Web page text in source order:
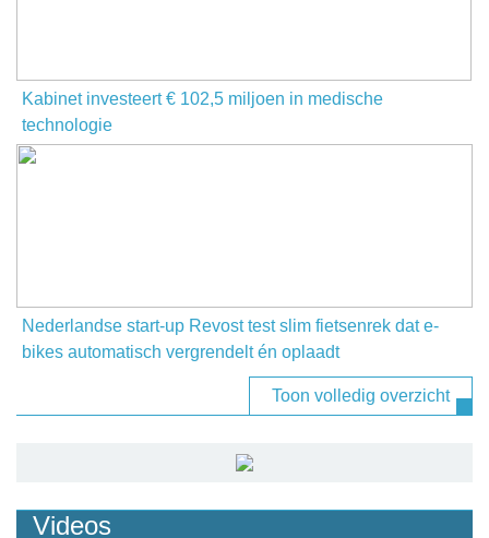
Kabinet investeert € 102,5 miljoen in medische
technologie
Nederlandse start-up Revost test slim fietsenrek dat e-
bikes automatisch vergrendelt én oplaadt
Toon volledig overzicht
Videos